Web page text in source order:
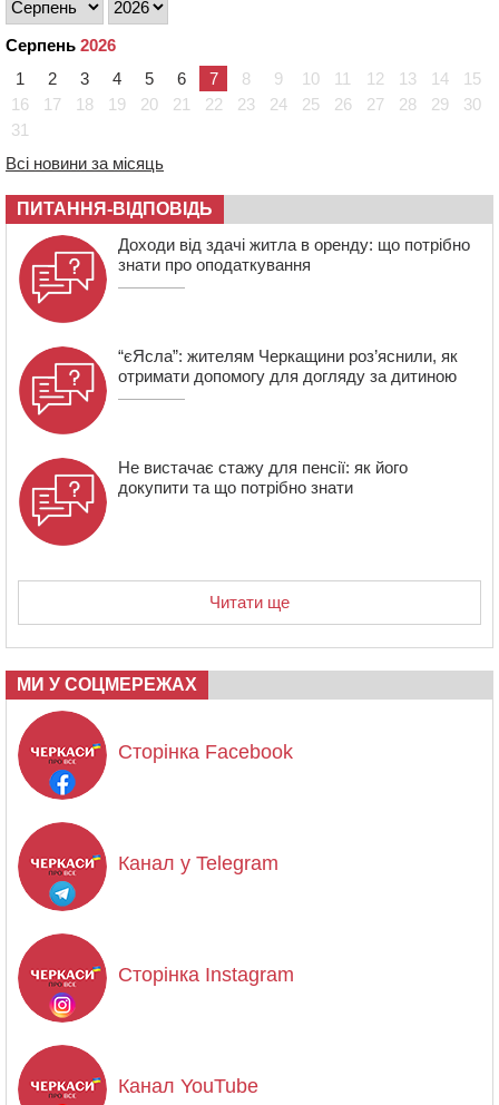
14:17 Провокував конфлікт і зачинився в автівці: у ТЦК
прокоментували скандал із затриманням
чоловіка у Тальному
13:55
У Тальному працівники ТЦК вибили вікно і
13:27
На Звенигородщині чоловік до смерті побив 82-
річного односельця
12:57 У Черкасах СБУ викрила прокремлівську
агітаторку, яка закликала до захоплення України
Серпень 2026
1
2 3 4 5 6 7 8 9 10 11 12 13 14
15
16
17 18 19 20 21 22 23 24 25 26 27 28 29
30
31
Всі новини за місяць
ПИТАННЯ-ВІДПОВІДЬ
Доходи від здачі житла в оренду: що потрібно
знати про оподаткування
“єЯсла”: жителям Черкащини роз’яснили, як
отримати допомогу для догляду за дитиною
Не вистачає стажу для пенсії: як його
докупити та що потрібно знати
Читати ще
МИ У СОЦМЕРЕЖАХ
Сторінка Facebook
Канал у Telegram
Сторінка Instagram
Канал YouTube